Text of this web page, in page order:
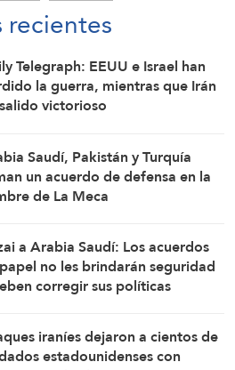
Telegraph: EEUU e Israel han
la guerra, mientras que Irán
victorioso
Saudí, Pakistán y Turquía
un acuerdo de defensa en la
de La Meca
a Arabia Saudí: Los acuerdos
no les brindarán seguridad
corregir sus políticas
iraníes dejaron a cientos de
estadounidenses con